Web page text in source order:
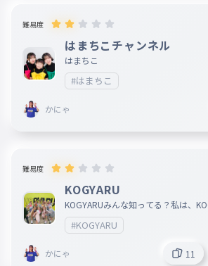
難易度
はまちこチャンネル
はまちこ
#はまちこ
かにゃ
難易度
KOGYARU
KOGYARUみんな知ってる？私は、
#KOGYARU
かにゃ 11